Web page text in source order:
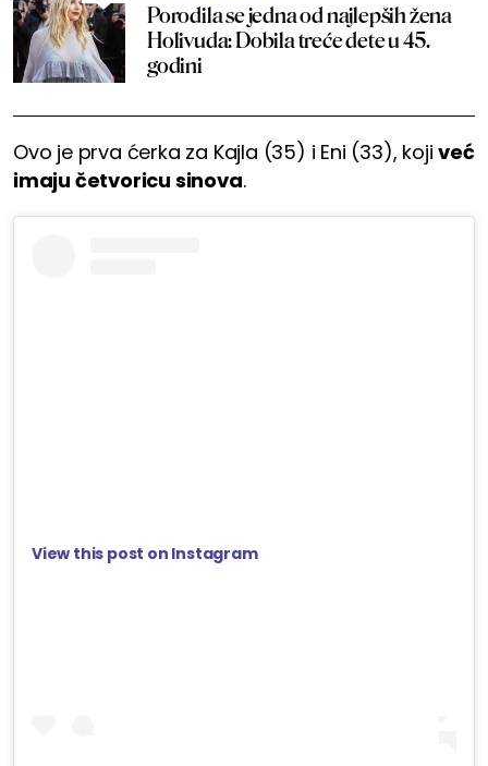
Porodila se jedna od najlepših žena
Holivuda: Dobila treće dete u 45.
godini
Ovo je prva ćerka za Kajla (35) i Eni (33), kojiveć
imaju četvoricu sinova.
View this post on Instagram